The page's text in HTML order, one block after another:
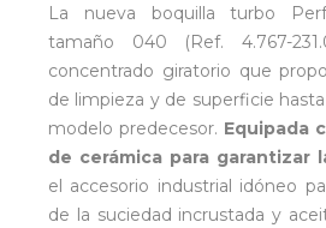
La nueva boquilla turbo
tamaño 040 (Ref. 4.767-
concentrado giratorio que
de limpieza y de superficie
modelo predecesor. Equipada
de cerámica para garantizar
el accesorio industrial idóneo
de la suciedad incrustada y